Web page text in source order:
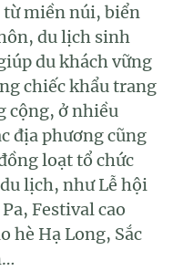
miền núi, biển
du lịch sinh
du khách vững
chiếc khẩu trang
cộng, ở nhiều
địa phương cũng
loạt tổ chức
lịch, như Lễ hội
Festival cao
hè Hạ Long, Sắc